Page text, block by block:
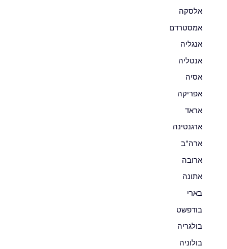
אלסקה
אמסטרדם
אנגליה
אנטליה
אסיה
אפריקה
אראד
ארגנטינה
ארה"ב
ארובה
אתונה
בארי
בודפשט
בולגריה
בולוניה